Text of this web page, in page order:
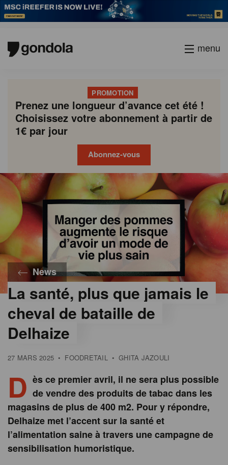
menu
PROMOTION
Prenez une longueur d’avance cet été !
Choisissez votre abonnement à partir de
1€ par jour
Abonnez-vous
News
La santé, plus que jamais le
cheval de bataille de
Delhaize
27 MARS 2025 • FOODRETAIL • GHITA JAZOULI
D ès ce premier avril, il ne sera plus possible
de vendre des produits de tabac dans les
magasins de plus de 400 m2. Pour y répondre,
Delhaize met l’accent sur la santé et
l’alimentation saine à travers une campagne de
sensibilisation humoristique.
Gondola
academy
Gondola
society